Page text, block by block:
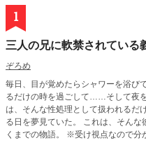
1
三人の兄に軟禁されている
ぞろめ
毎日、目が覚めたらシャワーを浴び
るだけの時を過ごして……そして夜を迎える。 三人の兄に軟禁
は、そんな性処理として扱われるだ
る日を夢見ていた。 これは、そんな彼が過去を乗り越え、兄達からの愛に気づ
くまでの物語。 ※受け視点なので分かりにくいですが、被害妄想がかなり多め